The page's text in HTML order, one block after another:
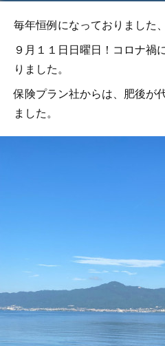
毎年恒例になっておりました
９月１１日日曜日！コロナ禍
りました。
保険プラン社からは、肥後が
ました。